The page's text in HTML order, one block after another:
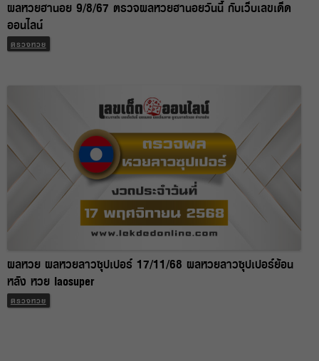
ผลหวยฮานอย 9/8/67 ตรวจผลหวยฮานอยวันนี้ กับเว็บเลขเด็ด
ออนไลน์
ตรวจหวย
ผลหวย ผลหวยลาวซุปเปอร์ 17/11/68 ผลหวยลาวซุปเปอร์ย้อน
หลัง หวย laosuper
ตรวจหวย